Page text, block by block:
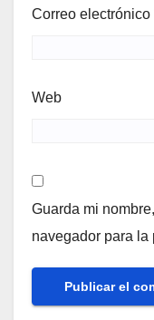
Correo electrónico
Web
Guarda mi
navegador para la